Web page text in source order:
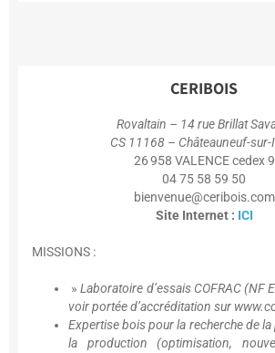
CERIBOIS
Rovaltain – 14 rue Brillat
CS 11168 – Châteauneuf-sur-
26 958 VALENCE cedex 9
04 75 58 59 50
bienvenue@ceribois.com
Site Internet : ICI
MISSIONS :
»Laboratoire d’essais COFRAC (NF
voir portée d’accréditation sur
Expertise bois pour la recherche de
la production (optimisation,